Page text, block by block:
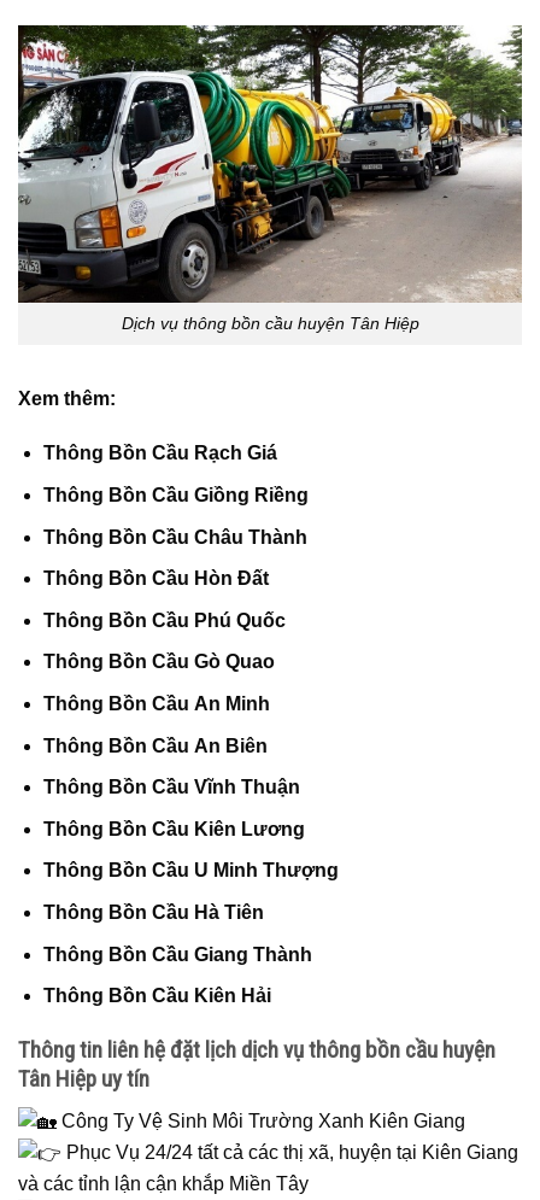
Dịch vụ thông bồn cầu huyện Tân Hiệp
Xem thêm:
Thông Bồn Cầu Rạch Giá
Thông Bồn Cầu Giồng Riềng
Thông Bồn Cầu Châu Thành
Thông Bồn Cầu Hòn Đất
Thông Bồn Cầu Phú Quốc
Thông Bồn Cầu Gò Quao
Thông Bồn Cầu An Minh
Thông Bồn Cầu An Biên
Thông Bồn Cầu Vĩnh Thuận
Thông Bồn Cầu Kiên Lương
Thông Bồn Cầu U Minh Thượng
Thông Bồn Cầu Hà Tiên
Thông Bồn Cầu Giang Thành
Thông Bồn Cầu Kiên Hải
Thông tin liên hệ đặt lịch dịch vụ thông bồn cầu huyện
Tân Hiệp uy tín
Công Ty Vệ Sinh Môi Trường Xanh Kiên Giang
Phục Vụ 24/24 tất cả các thị xã, huyện tại Kiên Giang
và các tỉnh lận cận khắp Miền Tây